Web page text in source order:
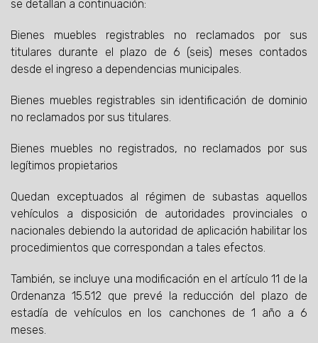
se detallan a continuación:
Bienes muebles registrables no reclamados por sus
titulares durante el plazo de 6 (seis) meses contados
desde el ingreso a dependencias municipales.
Bienes muebles registrables sin identificación de dominio
no reclamados por sus titulares.
Bienes muebles no registrados, no reclamados por sus
legítimos propietarios
Quedan exceptuados al régimen de subastas aquellos
vehículos a disposición de autoridades provinciales o
nacionales debiendo la autoridad de aplicación habilitar los
procedimientos que correspondan a tales efectos.
También, se incluye una modificación en el artículo 11 de la
Ordenanza 15.512 que prevé la reducción del plazo de
estadía de vehículos en los canchones de 1 año a 6
meses.